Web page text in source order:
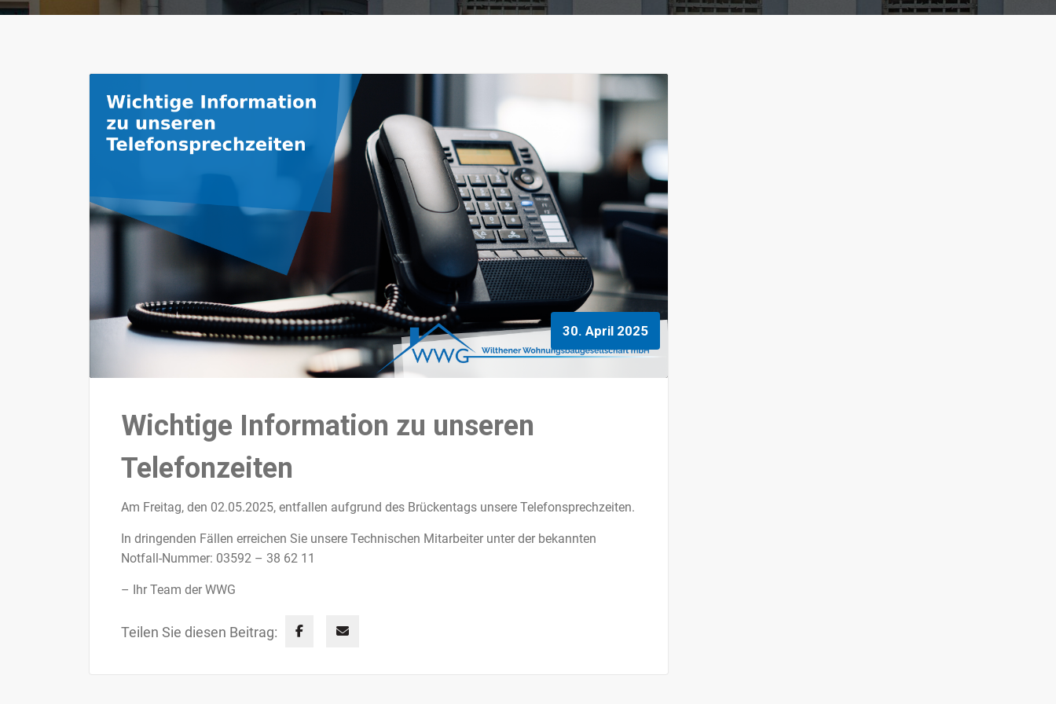
30. April 2025
Wichtige Information zu unseren
Telefonzeiten
Am Freitag, den 02.05.2025, entfallen aufgrund des Brückentags unsere Telefonsprechzeiten.
In dringenden Fällen erreichen Sie unsere Technischen Mitarbeiter unter der bekannten
Notfall-Nummer: 03592 – 38 62 11
– Ihr Team der WWG
Teilen Sie diesen Beitrag: